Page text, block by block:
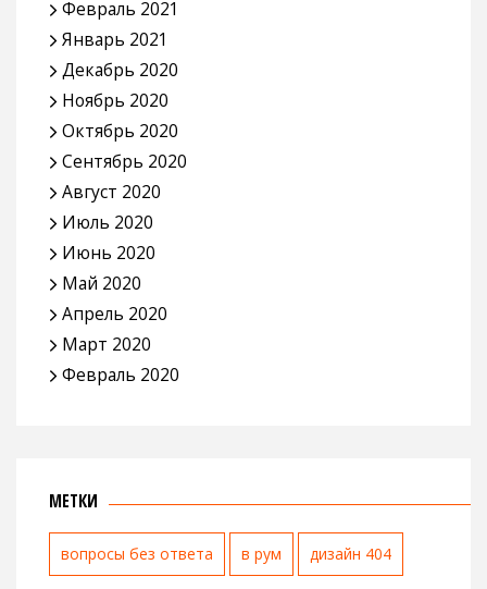
Февраль 2021
Январь 2021
Декабрь 2020
Ноябрь 2020
Октябрь 2020
Сентябрь 2020
Август 2020
Июль 2020
Июнь 2020
Май 2020
Апрель 2020
Март 2020
Февраль 2020
МЕТКИ
вопросы без ответа в рум дизайн 404